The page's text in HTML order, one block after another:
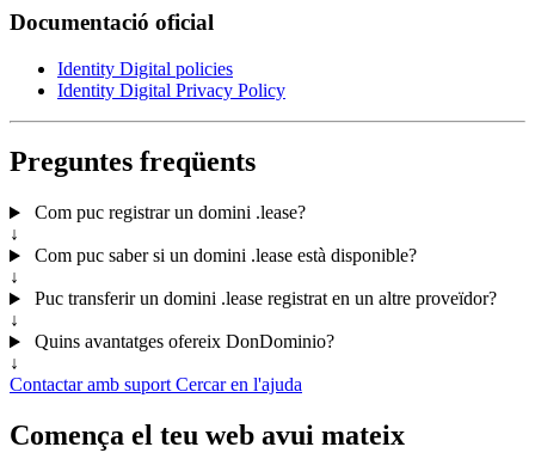
Documentació oficial
Identity Digital policies
Identity Digital Privacy Policy
Preguntes freqüents
Com puc registrar un domini .lease?
↓
Com puc saber si un domini .lease està disponible?
↓
Puc transferir un domini .lease registrat en un altre proveïdor?
↓
Quins avantatges ofereix DonDominio?
↓
Contactar amb suport Cercar en l'ajuda
Comença el teu web avui mateix